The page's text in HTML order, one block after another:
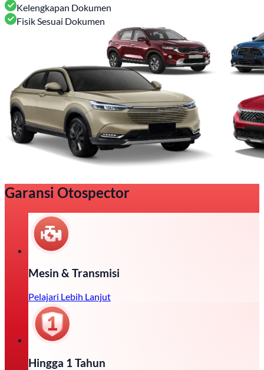
Kelengkapan Dokumen
Fisik Sesuai Dokumen
Garansi Otospector
Mesin & Transmisi
Pelajari Lebih Lanjut
Hingga 1 Tahun